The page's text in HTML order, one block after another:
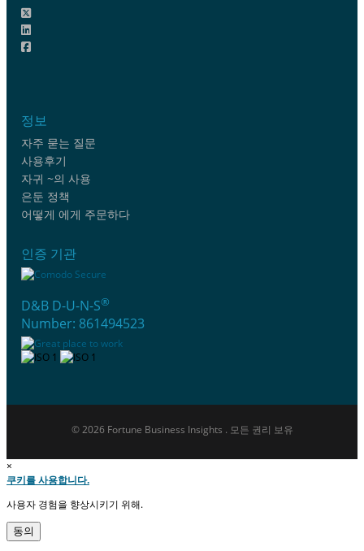
정보
자주 묻는 질문
사용후기
자귀 ~의 사용
은둔 정책
어떻게 에게 주문하다
인증 기관
D&B D-U-N-S®
Number: 861494523
© 2026 Fortune Business Insights . 모든 권리 보유
×
쿠키를 사용합니다.
사용자 경험을 향상시키기 위해.
동의